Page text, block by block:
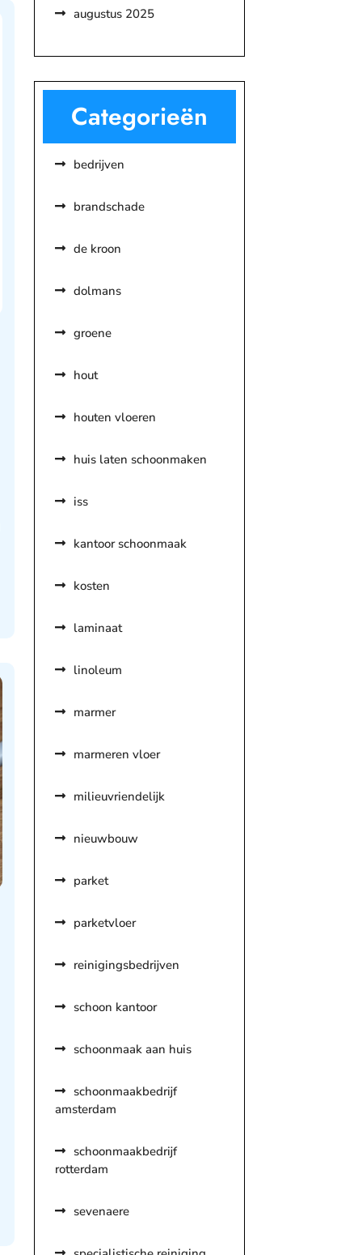
augustus 2025
Categorieën
bedrijven
brandschade
de kroon
dolmans
groene
hout
houten vloeren
huis laten schoonmaken
iss
kantoor schoonmaak
kosten
laminaat
linoleum
marmer
marmeren vloer
milieuvriendelijk
nieuwbouw
parket
parketvloer
reinigingsbedrijven
schoon kantoor
schoonmaak aan huis
schoonmaakbedrijf
amsterdam
schoonmaakbedrijf
rotterdam
sevenaere